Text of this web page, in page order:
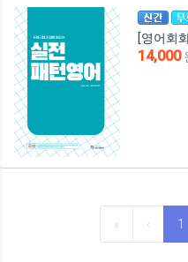
[영어회
14,000
« ‹ 1